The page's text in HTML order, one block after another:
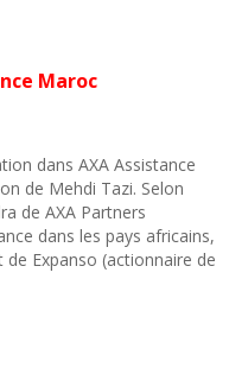
Maroc
dans AXA Assistance
de Mehdi Tazi. Selon
de AXA Partners
dans les pays africains,
Expanso (actionnaire de